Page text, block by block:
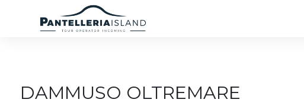
DAMMUSO OLTREMARE